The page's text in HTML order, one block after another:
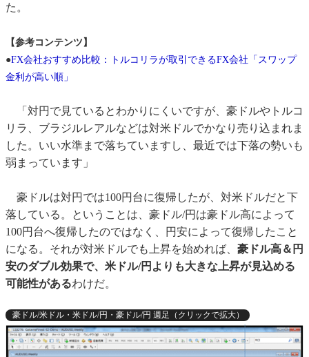
た。
【参考コンテンツ】
●FX会社おすすめ比較：トルコリラが取引できるFX会社「スワップ
金利が高い順」
「対円で見ているとわかりにくいですが、豪ドルやトルコ
リラ、ブラジルレアルなどは対米ドルでかなり売り込まれま
した。いい水準まで落ちていますし、最近では下落の勢いも
弱まっています」
豪ドルは対円では100円台に復帰したが、対米ドルだと下
落している。ということは、豪ドル/円は豪ドル高によって
100円台へ復帰したのではなく、円安によって復帰したこと
になる。それが対米ドルでも上昇を始めれば、 豪ドル高＆円
安のダブル効果で、米ドル/円よりも大きな上昇が見込める
可能性があるわけだ。
豪ドル/米ドル・米ドル/円・豪ドル/円 週足（クリックで拡大）